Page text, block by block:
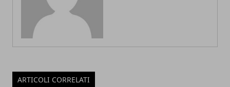
ARTICOLI CORRELATI